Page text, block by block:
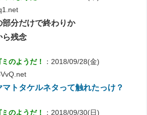
部分だけで終わりか
ら残念
のようだ！
：2018/09/28(金)
トタケルネタって触れたっけ？
のようだ！
：2018/09/30(日)